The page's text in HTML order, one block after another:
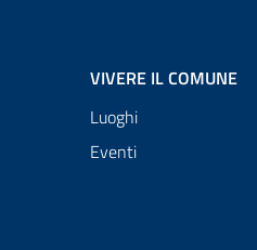
VIVERE IL COMUNE
Luoghi
Eventi